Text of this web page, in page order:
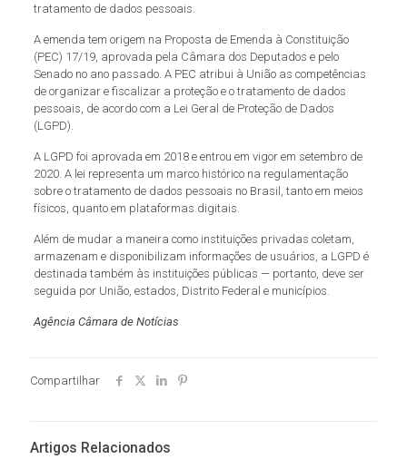
tratamento de dados pessoais.
A emenda tem origem na Proposta de Emenda à Constituição
(PEC) 17/19, aprovada pela Câmara dos Deputados e pelo
Senado no ano passado. A PEC atribui à União as competências
de organizar e fiscalizar a proteção e o tratamento de dados
pessoais, de acordo com a Lei Geral de Proteção de Dados
(LGPD).
A LGPD foi aprovada em 2018 e entrou em vigor em setembro de
2020. A lei representa um marco histórico na regulamentação
sobre o tratamento de dados pessoais no Brasil, tanto em meios
físicos, quanto em plataformas digitais.
Além de mudar a maneira como instituições privadas coletam,
armazenam e disponibilizam informações de usuários, a LGPD é
destinada também às instituições públicas — portanto, deve ser
seguida por União, estados, Distrito Federal e municípios.
Agência Câmara de Notícias
Compartilhar
Artigos Relacionados